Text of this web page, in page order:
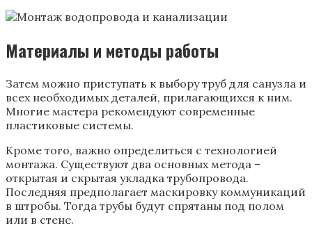
Материалы и методы работы
Затем можно приступать к выбору труб для санузла и
всех необходимых деталей, прилагающихся к ним.
Многие мастера рекомендуют современные
пластиковые системы.
Кроме того, важно определиться с технологией
монтажа. Существуют два основных метода –
открытая и скрытая укладка трубопровода.
Последняя предполагает маскировку коммуникаций
в штробы. Тогда трубы будут спрятаны под полом
или в стене.